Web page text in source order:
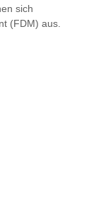
sich
(FDM) aus.